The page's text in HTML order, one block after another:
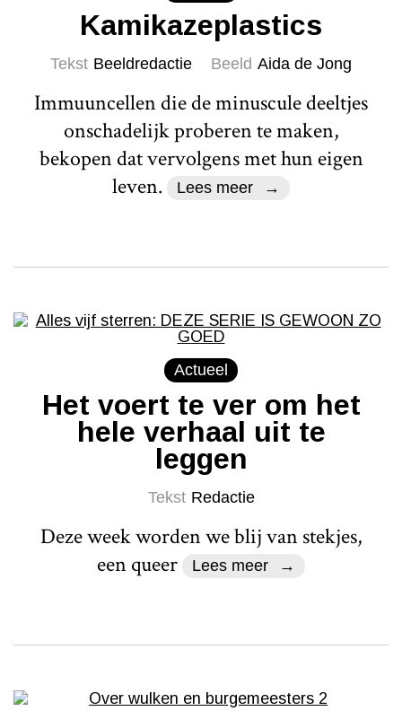
Kamikazeplastics
Tekst Beeldredactie Beeld Aida de Jong
Immuuncellen die de minuscule deeltjes
onschadelijk proberen te maken,
bekopen dat vervolgens met hun eigen
leven.
Lees meer
Actueel
Het voert te ver om het
hele verhaal uit te
leggen
Tekst Redactie
Deze week worden we blij van stekjes,
een queer
Lees meer